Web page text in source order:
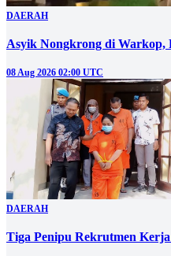
DAERAH
Asyik Nongkrong di
08 Aug 2026 02:00 UTC
DAERAH
Tiga Penipu Rekrutmen